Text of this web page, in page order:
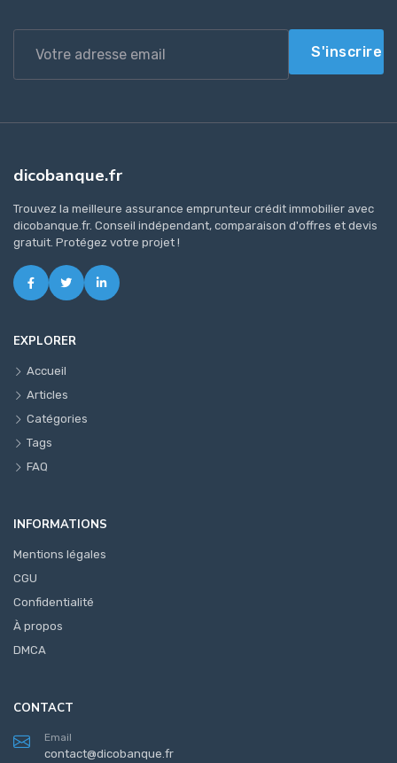
S'inscrire
dicobanque.fr
Trouvez la meilleure assurance emprunteur crédit immobilier avec
dicobanque.fr. Conseil indépendant, comparaison d'offres et devis
gratuit. Protégez votre projet !
EXPLORER
Accueil
Articles
Catégories
Tags
FAQ
INFORMATIONS
Mentions légales
CGU
Confidentialité
À propos
DMCA
CONTACT
Email
contact@dicobanque.fr